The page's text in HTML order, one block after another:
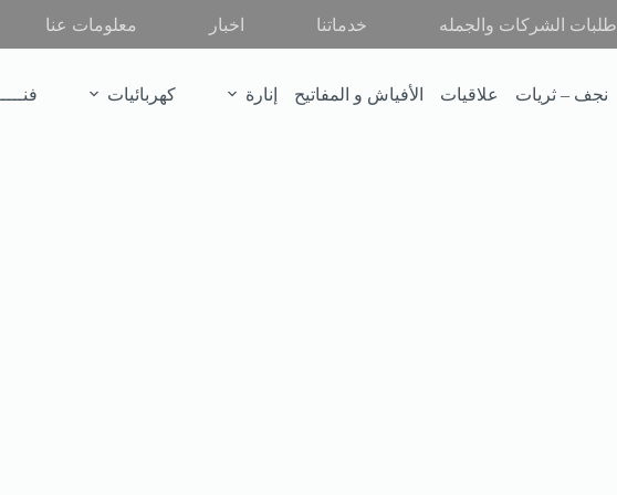
طلبات الشركات والجمله خدماتنا اخبار معلومات عنا
نجف – ثريات علاقيات الأفياش و المفاتيح إنارة كهربائيات